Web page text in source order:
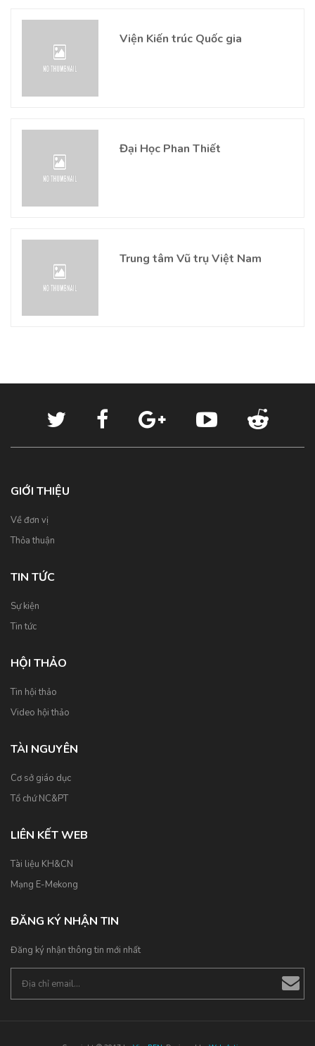
Viện Kiến trúc Quốc gia
Đại Học Phan Thiết
Trung tâm Vũ trụ Việt Nam
GIỚI THIỆU
Về đơn vị
Thỏa thuận
TIN TỨC
Sự kiện
Tin tức
HỘI THẢO
Tin hội thảo
Video hội thảo
TÀI NGUYÊN
Cơ sở giáo dục
Tổ chứ NC&PT
LIÊN KẾT WEB
Tài liệu KH&CN
Mạng E-Mekong
ĐĂNG KÝ NHẬN TIN
Đăng ký nhận thông tin mới nhất